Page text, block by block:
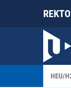
HEU/